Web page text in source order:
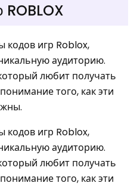
кодов игр Roblox,
аудиторию.
любит получать
того, как эти
кодов игр Roblox,
аудиторию.
любит получать
того, как эти